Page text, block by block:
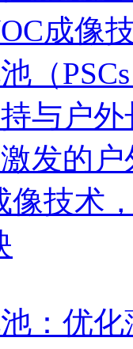
成像
（
与户
发的
像技术
：优